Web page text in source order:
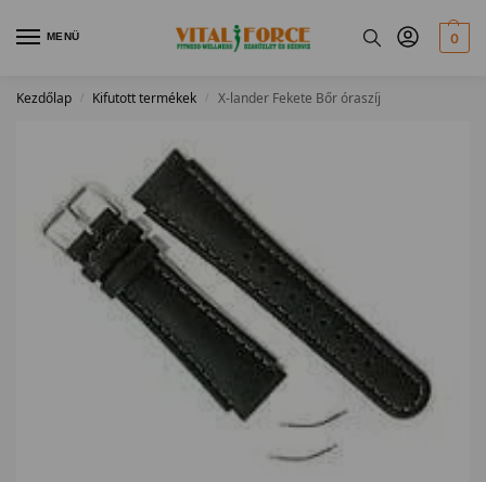
MENÜ 0
Kezdőlap / Kifutott termékek / X-lander Fekete Bőr óraszíj